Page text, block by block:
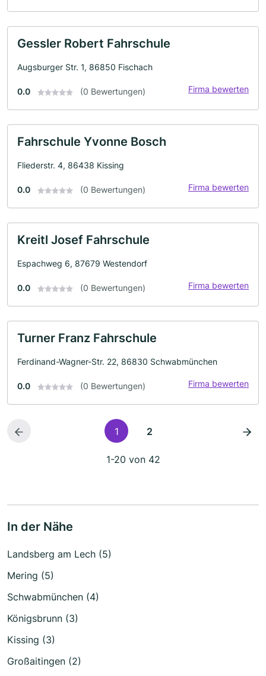
Gessler Robert Fahrschule
Augsburger Str. 1, 86850 Fischach
0.0 (0 Bewertungen) Firma bewerten
Fahrschule Yvonne Bosch
Fliederstr. 4, 86438 Kissing
0.0 (0 Bewertungen) Firma bewerten
Kreitl Josef Fahrschule
Espachweg 6, 87679 Westendorf
0.0 (0 Bewertungen) Firma bewerten
Turner Franz Fahrschule
Ferdinand-Wagner-Str. 22, 86830 Schwabmünchen
0.0 (0 Bewertungen) Firma bewerten
1 2
1-20 von 42
In der Nähe
Landsberg am Lech (5)
Mering (5)
Schwabmünchen (4)
Königsbrunn (3)
Kissing (3)
Großaitingen (2)